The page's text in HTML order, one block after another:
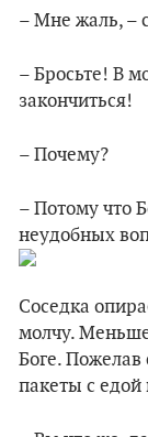
– Мне жаль, –
– Бросьте! В
закончиться!
– Почему?
– Потому что
неудобных
Соседка
молчу. Меньше
Боге. Пожелав
пакеты с